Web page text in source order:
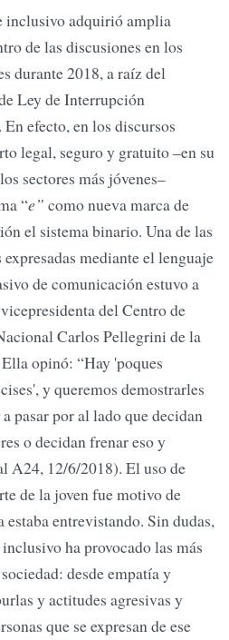
inclusivo adquirió amplia
de las discusiones en los
durante 2018, a raíz del
Ley de Interrupción
efecto, en los discursos
legal, seguro y gratuito –en su
sectores más jóvenes–
“e” como nueva marca de
el sistema binario. Una de las
mediante el lenguaje
de comunicación estuvo a
del Centro de
Carlos Pellegrini de la
opinó: “Hay 'poques
y queremos demostrarles
pasar por al lado que decidan
o decidan frenar eso y
A24, 12/6/2018). El uso de
de la joven fue motivo de
entrevistando. Sin dudas,
ha provocado las más
desde empatía y
y actitudes agresivas y
que se expresan de ese